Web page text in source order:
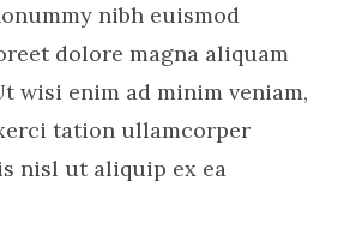
nibh euismod
dolore magna aliquam
wisi enim ad minim veniam,
tation ullamcorper
nisl ut aliquip ex ea